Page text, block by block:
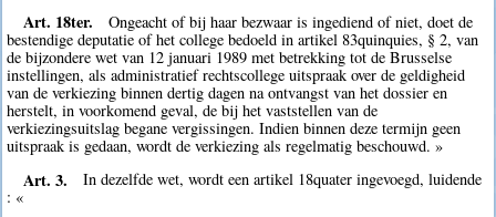
Art. 18ter.
Ongeacht of bij haar bezwaar is ingediend of niet, doet de
bestendige deputatie of het college bedoeld in artikel 83quinquies, § 2, van
de bijzondere wet van 12 januari 1989 met betrekking tot de Brusselse
instellingen, als administratief rechtscollege uitspraak over de geldigheid
van de verkiezing binnen dertig dagen na ontvangst van het dossier en
herstelt, in voorkomend geval, de bij het vaststellen van de
verkiezingsuitslag begane vergissingen. Indien binnen deze termijn geen
uitspraak is gedaan, wordt de verkiezing als regelmatig beschouwd. »
Art. 3.
In dezelfde wet, wordt een artikel 18quater ingevoegd, luidende
: «